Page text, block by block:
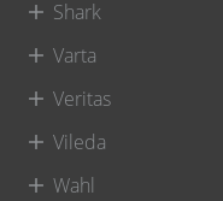
Shark
Varta
Veritas
Vileda
Wahl